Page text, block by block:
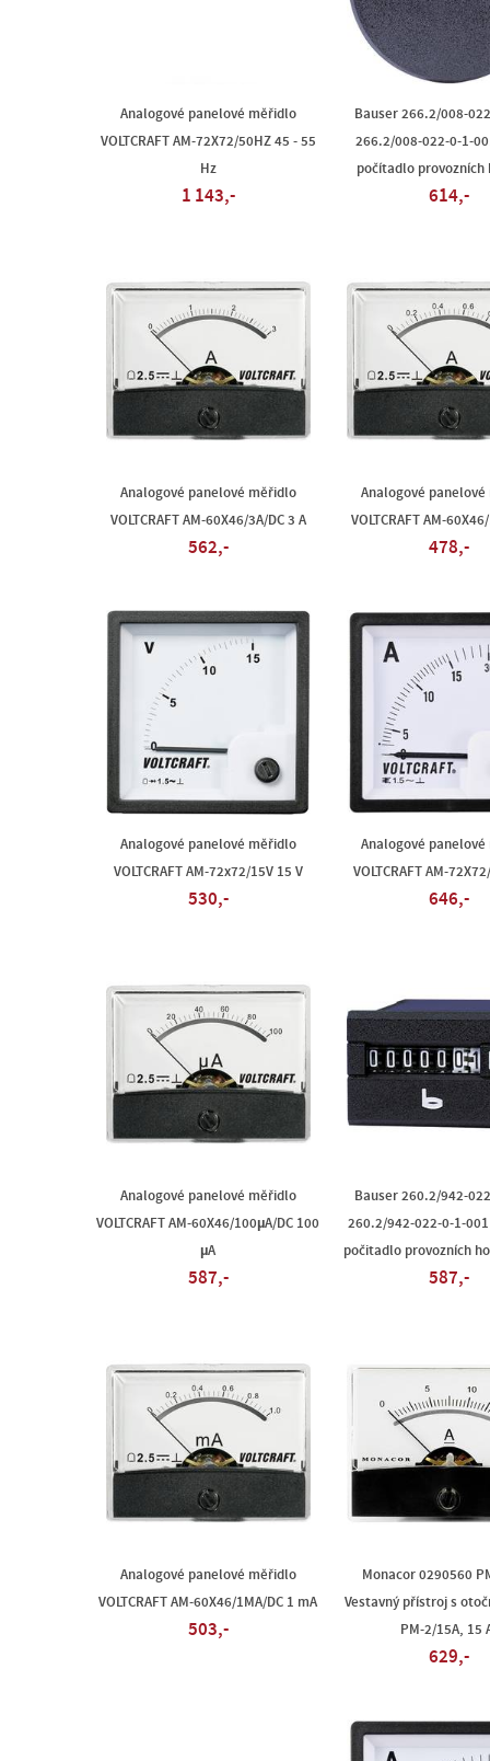
Analogové panelové měřidlo
VOLTCRAFT AM-72X72/50HZ 45 - 55
Hz
1 143,-
Bauser 266.2/008-
266.2/008-022-0-1-
počítadlo provozních
614,-
Analogové panelové měřidlo
VOLTCRAFT AM-60X46/3A/DC 3 A
562,-
Analogové
VOLTCRAFT AM-
478,-
Analogové panelové měřidlo
VOLTCRAFT AM-72x72/15V 15 V
530,-
Analogové
VOLTCRAFT AM-
646,-
Analogové panelové měřidlo
VOLTCRAFT AM-60X46/100µA/DC 100
µA
587,-
Bauser 260.2/942-
260.2/942-022-0-1-
počitadlo provozních
587,-
Analogové panelové měřidlo
VOLTCRAFT AM-60X46/1MA/DC 1 mA
503,-
Monacor 0290560
Vestavný přístroj s
PM-2/15A, 15
629,-